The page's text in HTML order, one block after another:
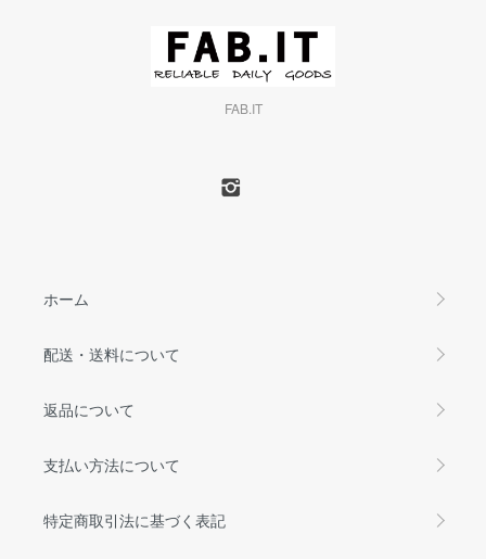
FAB.IT
ホーム
配送・送料について
返品について
支払い方法について
特定商取引法に基づく表記